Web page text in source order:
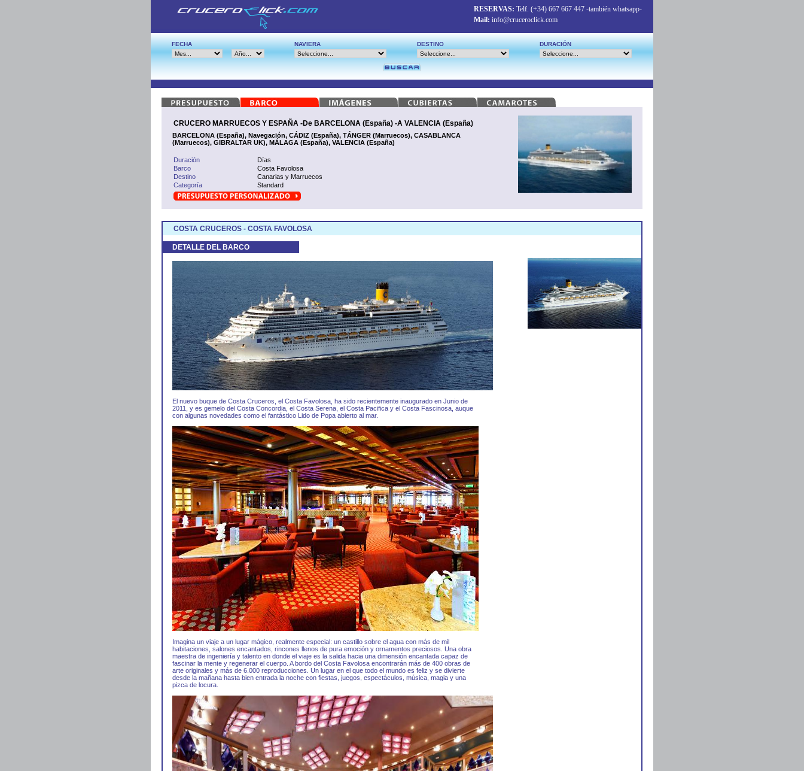
RESERVAS: Telf. (+34) 667 667 447 -también whatsapp-
Mail: info@cruceroclick.com
FECHA NAVIERA DESTINO DURACIÓN
CRUCERO MARRUECOS Y ESPAÑA -De BARCELONA (España) -A VALENCIA (España)
BARCELONA (España), Navegación, CÁDIZ (España), TÁNGER (Marruecos), CASABLANCA
(Marruecos), GIBRALTAR UK), MÁLAGA (España), VALENCIA (España)
Duración
Días
Barco
Costa Favolosa
Destino
Canarias y Marruecos
Categoría
Standard
COSTA CRUCEROS - COSTA FAVOLOSA
DETALLE DEL BARCO
El nuevo buque de Costa Cruceros, el Costa Favolosa, ha sido recientemente inaugurado en Junio de
2011, y es gemelo del Costa Concordia, el Costa Serena, el Costa Pacifica y el Costa Fascinosa, auque
con algunas novedades como el fantástico Lido de Popa abierto al mar.
Imagina un viaje a un lugar mágico, realmente especial: un castillo sobre el agua con más de mil
habitaciones, salones encantados, rincones llenos de pura emoción y ornamentos preciosos. Una obra
maestra de ingeniería y talento en donde el viaje es la salida hacia una dimensión encantada capaz de
fascinar la mente y regenerar el cuerpo. A bordo del Costa Favolosa encontrarán más de 400 obras de
arte originales y más de 6.000 reproducciones. Un lugar en el que todo el mundo es feliz y se divierte
desde la mañana hasta bien entrada la noche con fiestas, juegos, espectáculos, música, magia y una
pizca de locura.